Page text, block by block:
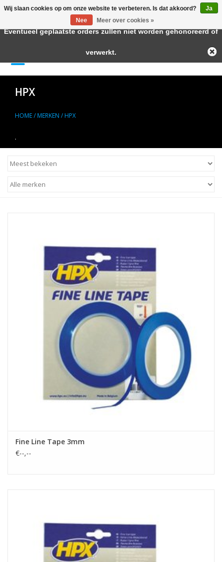
Autolak in Spuitbus
Autolak in Blik
Primers
HPX
HOME/MERKEN /HPX
.
Fine Line Tape 3mm
€--,--
Wij slaan cookies op om onze website te verbeteren. Is dat akkoord?
Ja
Nee
Meer over cookies »
← Keer terug naar de backofficeDeze winkel is in aanbouw.
Eventueel geplaatste orders zullen niet worden gehonoreerd of
verwerkt.